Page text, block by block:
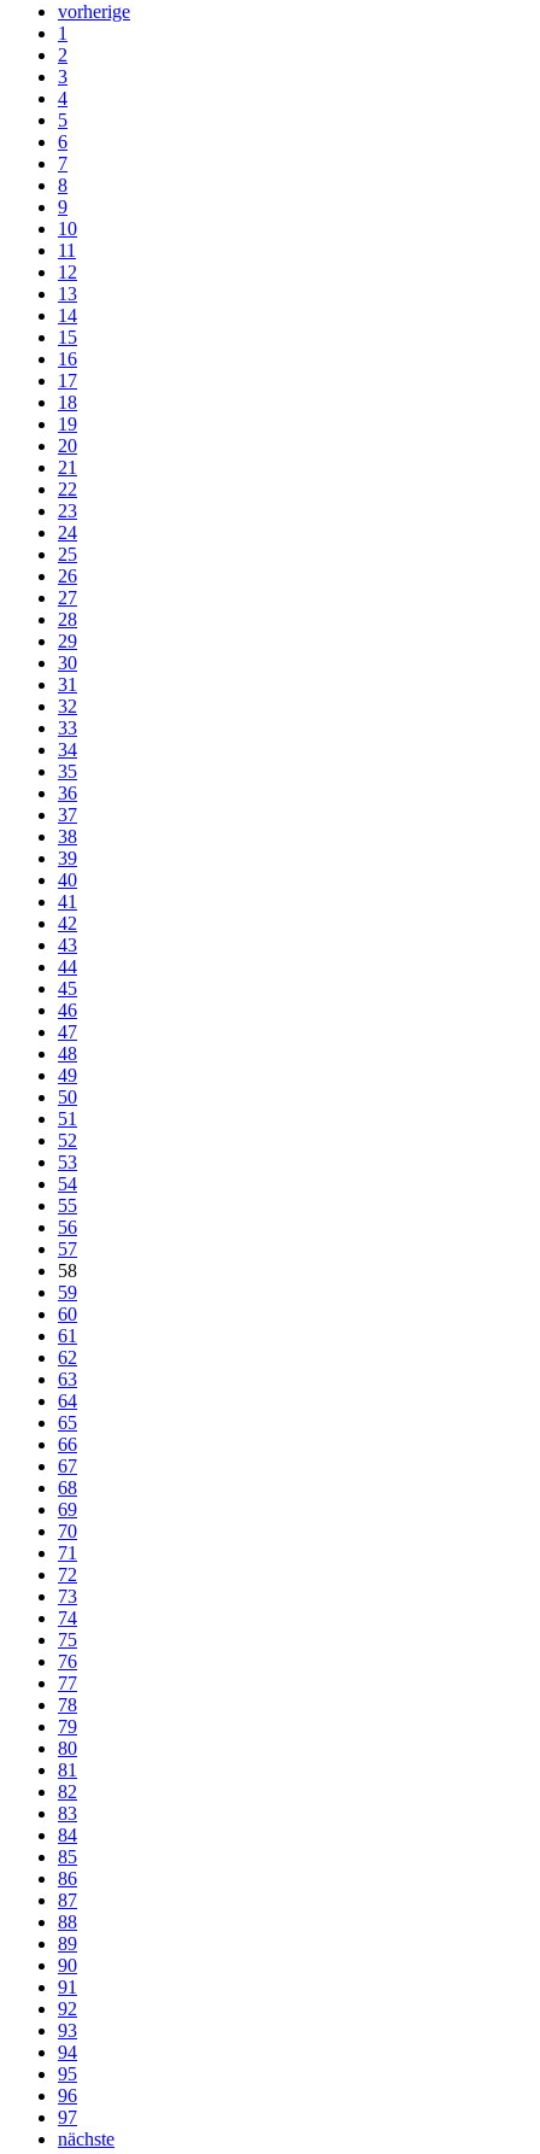
vorherige
1
2
3
4
5
6
7
8
9
10
11
12
13
14
15
16
17
18
19
20
21
22
23
24
25
26
27
28
29
30
31
32
33
34
35
36
37
38
39
40
41
42
43
44
45
46
47
48
49
50
51
52
53
54
55
56
57
58
59
60
61
62
63
64
65
66
67
68
69
70
71
72
73
74
75
76
77
78
79
80
81
82
83
84
85
86
87
88
89
90
91
92
93
94
95
96
97
nächste